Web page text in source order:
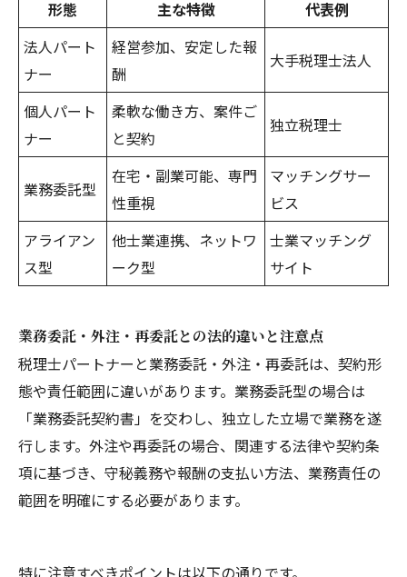
形態 主な特徴
代表例
法人パート
ナー
経営参加、安定した報
酬
大手税理士法人
個人パート
ナー
柔軟な働き方、案件ご
と契約
独立税理士
業務委託型
在宅・副業可能、専門
性重視
マッチングサー
ビス
アライアン
ス型
他士業連携、ネットワ
ーク型
士業マッチング
サイト
業務委託・外注・再委託との法的違いと注意点
税理士パートナーと業務委託・外注・再委託は、契約形
態や責任範囲に違いがあります。業務委託型の場合は
「業務委託契約書」を交わし、独立した立場で業務を遂
行します。外注や再委託の場合、関連する法律や契約条
項に基づき、守秘義務や報酬の支払い方法、業務責任の
範囲を明確にする必要があります。
特に注意すべきポイントは以下の通りです。